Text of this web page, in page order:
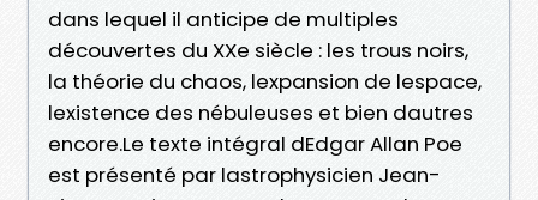
dans lequel il anticipe de multiples
découvertes du XXe siècle : les trous noirs,
la théorie du chaos, lexpansion de lespace,
lexistence des nébuleuses et bien dautres
encore.Le texte intégral dEdgar Allan Poe
est présenté par lastrophysicien Jean-